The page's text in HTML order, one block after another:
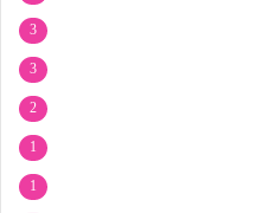
3
3
2
1
1